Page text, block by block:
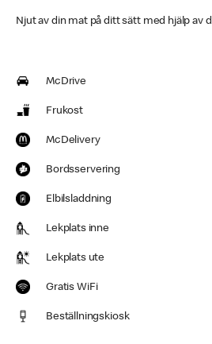
Njut av din mat på ditt sätt med hjälp av
McDrive
Frukost
McDelivery
Bordsservering
Elbilsladdning
Lekplats inne
Lekplats ute
Gratis WiFi
Beställningskiosk